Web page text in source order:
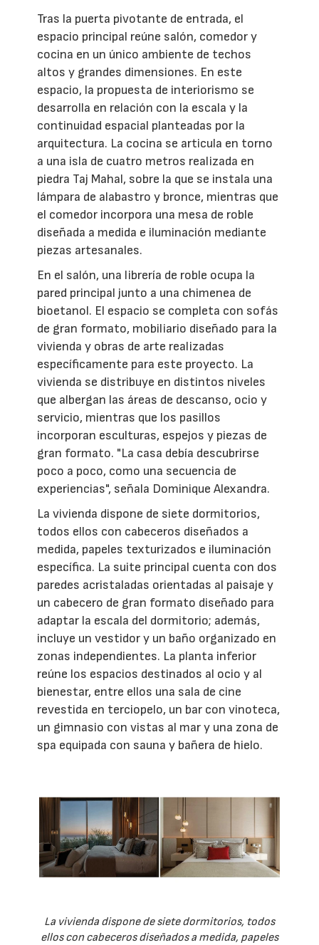
Tras la puerta pivotante de entrada, el
espacio principal reúne salón, comedor y
cocina en un único ambiente de techos
altos y grandes dimensiones. En este
espacio, la propuesta de interiorismo se
desarrolla en relación con la escala y la
continuidad espacial planteadas por la
arquitectura. La cocina se articula en torno
a una isla de cuatro metros realizada en
piedra Taj Mahal, sobre la que se instala una
lámpara de alabastro y bronce, mientras que
el comedor incorpora una mesa de roble
diseñada a medida e iluminación mediante
piezas artesanales.
En el salón, una librería de roble ocupa la
pared principal junto a una chimenea de
bioetanol. El espacio se completa con sofás
de gran formato, mobiliario diseñado para la
vivienda y obras de arte realizadas
específicamente para este proyecto. La
vivienda se distribuye en distintos niveles
que albergan las áreas de descanso, ocio y
servicio, mientras que los pasillos
incorporan esculturas, espejos y piezas de
gran formato. "La casa debía descubrirse
poco a poco, como una secuencia de
experiencias", señala Dominique Alexandra.
La vivienda dispone de siete dormitorios,
todos ellos con cabeceros diseñados a
medida, papeles texturizados e iluminación
específica. La suite principal cuenta con dos
paredes acristaladas orientadas al paisaje y
un cabecero de gran formato diseñado para
adaptar la escala del dormitorio; además,
incluye un vestidor y un baño organizado en
zonas independientes. La planta inferior
reúne los espacios destinados al ocio y al
bienestar, entre ellos una sala de cine
revestida en terciopelo, un bar con vinoteca,
un gimnasio con vistas al mar y una zona de
spa equipada con sauna y bañera de hielo.
La vivienda dispone de siete dormitorios, todos
ellos con cabeceros diseñados a medida, papeles